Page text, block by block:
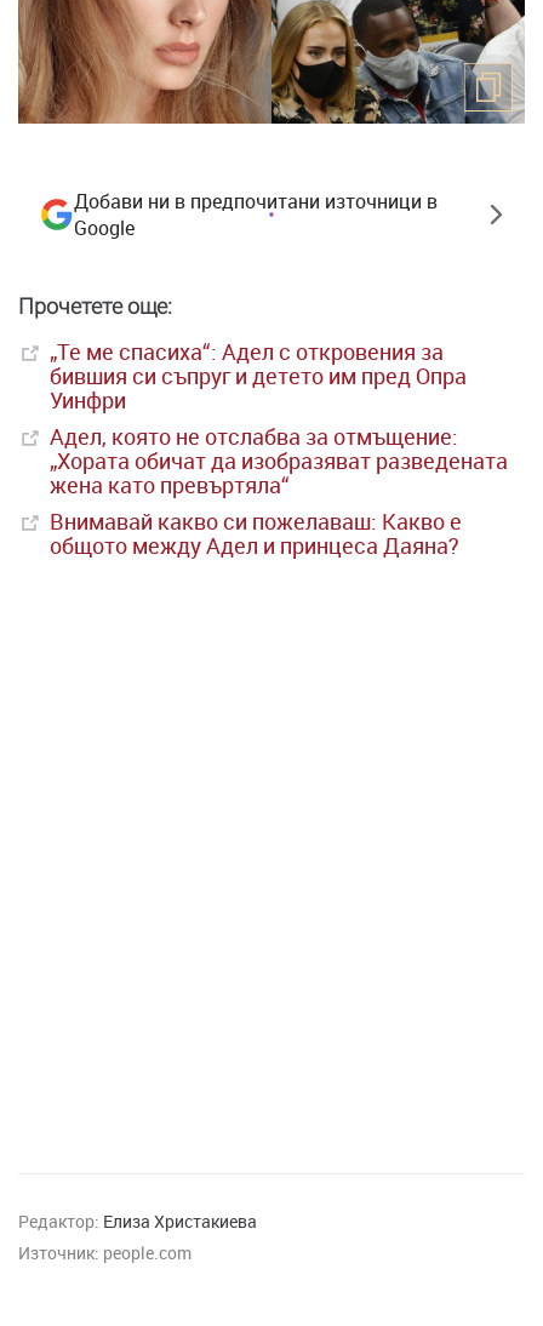
Добави ни в предпочитани източници в
Google
Прочетете още:
„Те ме спасиха“: Адел с откровения за
бившия си съпруг и детето им пред Опра
Уинфри
Адел, която не отслабва за отмъщение:
„Хората обичат да изобразяват разведената
жена като превъртяла“
Внимавай какво си пожелаваш: Какво е
общото между Адел и принцеса Даяна?
Редактор: Елиза Христакиева
Източник: people.com